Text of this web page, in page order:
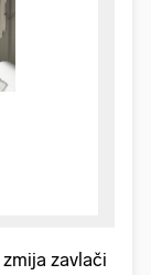
zavlači